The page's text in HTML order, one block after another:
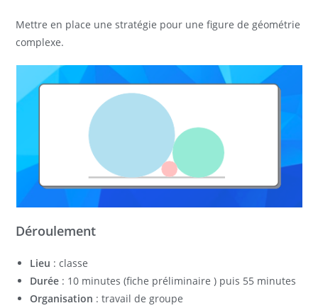
Mettre en place une stratégie pour une figure de géométrie
complexe.
Déroulement
Lieu : classe
Durée : 10 minutes (fiche préliminaire ) puis 55 minutes
Organisation : travail de groupe